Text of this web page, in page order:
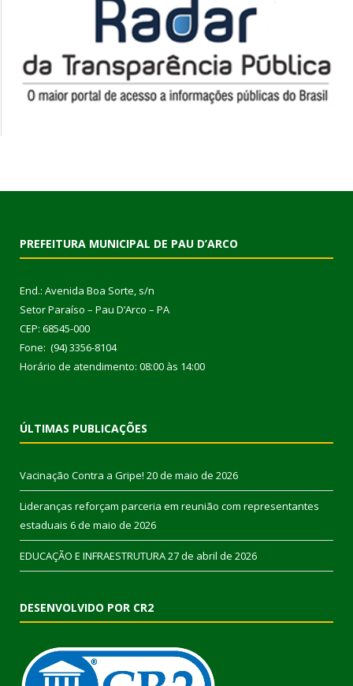
PREFEITURA MUNICIPAL DE PAU D’ARCO
End.: Avenida Boa Sorte, s/n
Setor Paraíso – Pau D’Arco – PA
CEP: 68545-000
Fone: (94) 3356-8104
Horário de atendimento: 08:00 às 14:00
ÚLTIMAS PUBLICAÇÕES
Vacinação Contra a Gripe! 20 de maio de 2026
Lideranças reforçam parceria em reunião com representantes
estaduais 6 de maio de 2026
EDUCAÇÃO E INFRAESTRUTURA27 de abril de 2026
DESENVOLVIDO POR CR2